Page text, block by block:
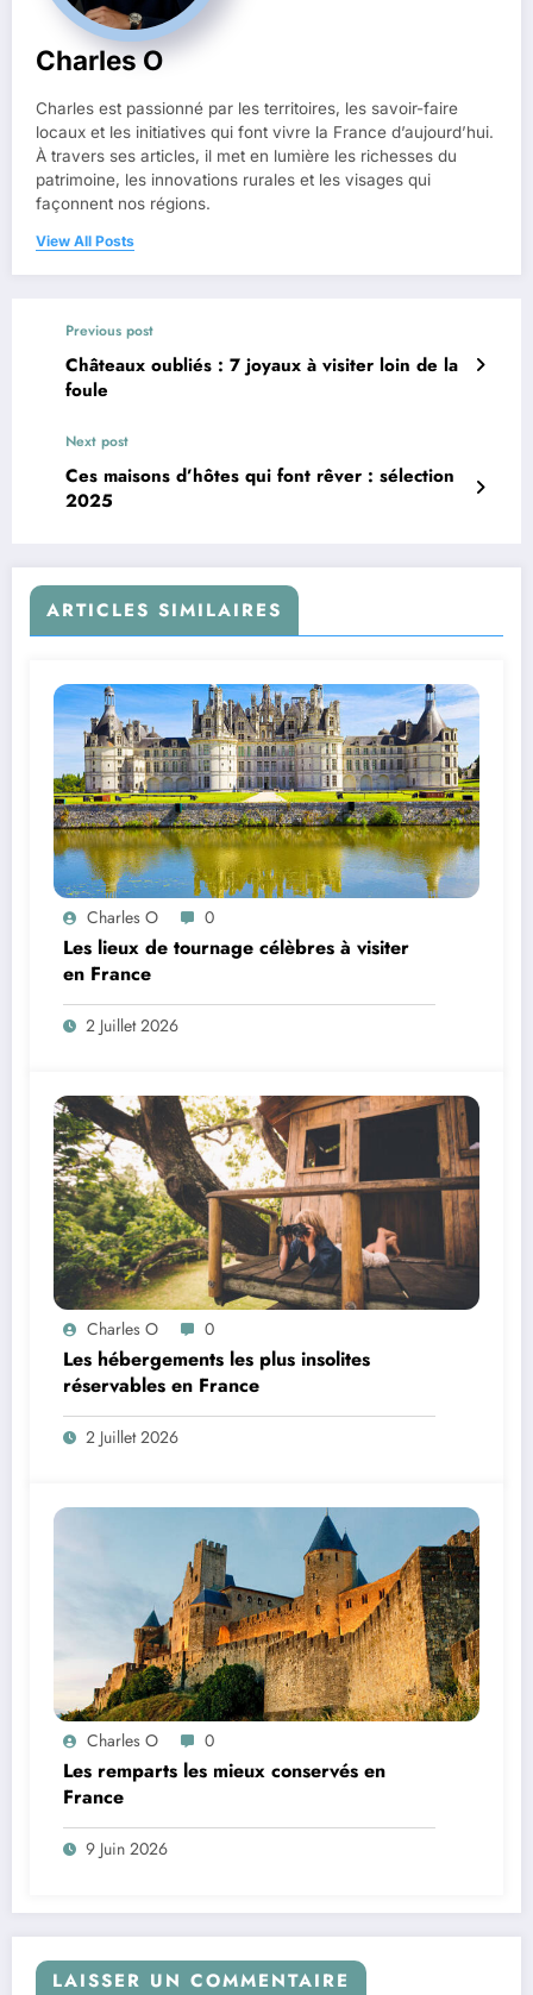
Charles O
Charles est passionné par les territoires, les savoir-faire
locaux et les initiatives qui font vivre la France d’aujourd’hui.
À travers ses articles, il met en lumière les richesses du
patrimoine, les innovations rurales et les visages qui
façonnent nos régions.
View All Posts
Previous post
Châteaux oubliés : 7 joyaux à visiter loin de la
foule
Next post
Ces maisons d’hôtes qui font rêver : sélection
2025
ARTICLES SIMILAIRES
Charles O 0
Les lieux de tournage célèbres à visiter
en France
2 Juillet 2026
Charles O 0
Les hébergements les plus insolites
réservables en France
2 Juillet 2026
Charles O 0
Les remparts les mieux conservés en
France
9 Juin 2026
LAISSER UN COMMENTAIRE